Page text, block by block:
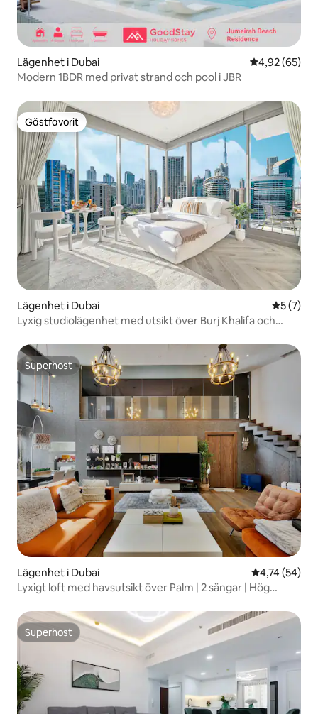
Lägenhet i Dubai 4,92 av 5 i
4,92 (65)
Modern 1BDR med privat strand och pool i JBR
Gästfavorit
Gästfavorit
Lägenhet i Dubai 5 av 5 i
5 (7)
Lyxig studiolägenhet med utsikt över Burj Khalifa och
Superhost
Superhost
Lägenhet i Dubai 4,74 av 5 i
4,74 (54)
Lyxigt loft med havsutsikt över Palm | 2 sängar | Hög
Superhost
Superhost